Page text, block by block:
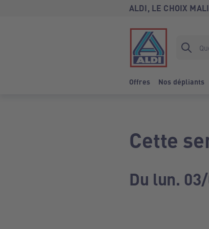
ALDI, LE CHOIX
Offres Nos dépliants
Cette
Du lun.